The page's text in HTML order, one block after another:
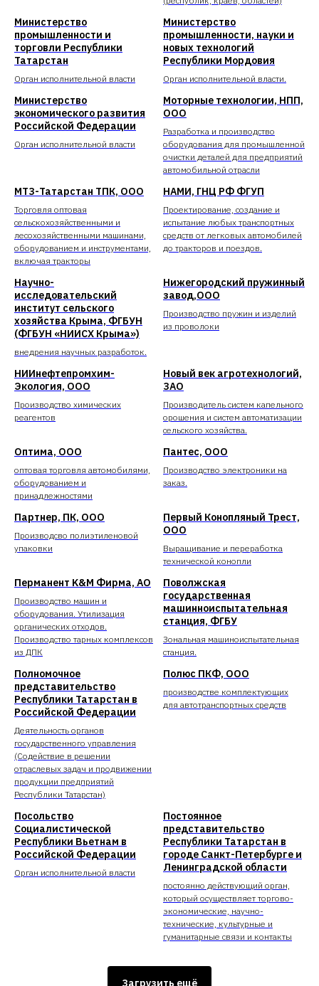
Министерство
промышленности и
торговли Республики
Татарстан
Орган исполнительной власти
Министерство
промышленности, науки и
новых технологий
Республики Мордовия
Орган исполнительной власти.
Министерство
экономического развития
Российской Федерации
Орган исполнительной власти
Моторные технологии, НПП,
ООО
Разработка и производство
оборудования для промышленной
очистки деталей для предприятий
автомобильной отрасли
МТЗ-Татарстан ТПК, ООО
Торговля оптовая
сельскохозяйственными и
лесохозяйственными машинами,
оборудованием и инструментами,
включая тракторы
НАМИ, ГНЦ РФ ФГУП
Проектирование, создание и
испытание любых транспортных
средств от легковых автомобилей
до тракторов и поездов.
Научно-
исследовательский
институт сельского
хозяйства Крыма, ФГБУН
(ФГБУН «НИИСХ Крыма»)
внедрения научных разработок.
Нижегородский пружинный
завод,ООО
Производство пружин и изделий
из проволоки
НИИнефтепромхим-
Экология, ООО
Производство химических
реагентов
Новый век агротехнологий,
ЗАО
Производитель систем капельного
орошения и систем автоматизации
сельского хозяйства.
Оптима, ООО
оптовая торговля автомобилями,
оборудованием и
принадлежностями
Пантес, ООО
Производство электроники на
заказ.
Партнер, ПК, ООО
Производсво полиэтиленовой
упаковки
Первый Конопляный Трест,
ООО
Выращивание и переработка
технической конопли
Перманент K&M Фирма, АО
Производство машин и
оборудования. Утилизация
органических отходов.
Производство тарных комплексов
из ДПК
Поволжская
государственная
машинноиспытательная
станция, ФГБУ
Зональная машиноиспытательная
станция.
Полномочное
представительство
Республики Татарстан в
Российской Федерации
Деятельность органов
государственного управления
(Содействие в решении
отраслевых задач и продвижении
продукции предприятий
Республики Татарстан)
Полюс ПКФ, ООО
производстве комплектующих
для автотранспортных средств
Посольство
Социалистической
Республики Вьетнам в
Российской Федерации
Орган исполнительной власти
Постоянное
представительство
Республики Татарстан в
городе Санкт-Петербурге и
Ленинградской области
постоянно действующий орган,
который осуществляет торгово-
экономические, научно-
технические, культурные и
гуманитарные связи и контакты
Загрузить ещё